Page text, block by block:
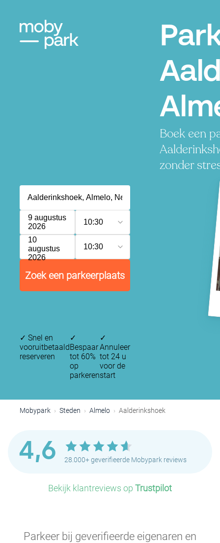
Boek een
zonder
9 augustus
2026
10:30
10
augustus
2026
10:30
Zoek een parkeerplaats
✓ Snel en
vooruitbetaald
reserveren
✓
Bespaar
tot 60%
op
parkeren
✓
Annuleer
tot 24 u
voor de
start
Mobypark Steden Almelo Aalderinkshoek
4,6 28.000+ geverifieerde Mobypark reviews
Bekijk klantreviews op Trustpilot
Parkeer bij geverifieerde eigenaren en